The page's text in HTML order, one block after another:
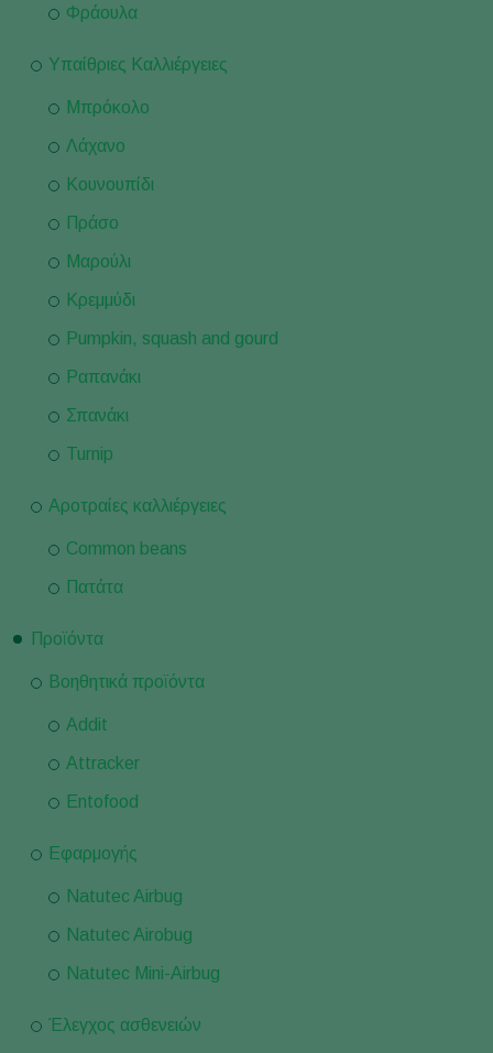
Φράουλα
Υπαίθριες Καλλιέργειες
Μπρόκολο
Λάχανο
Κουνουπίδι
Πράσο
Μαρούλι
Κρεμμύδι
Pumpkin, squash and gourd
Ραπανάκι
Σπανάκι
Turnip
Αροτραίες καλλιέργειες
Common beans
Πατάτα
Προϊόντα
Βοηθητικά προϊόντα
Addit
Attracker
Entofood
Εφαρμογής
Natutec Airbug
Natutec Airobug
Natutec Mini-Airbug
Έλεγχος ασθενειών